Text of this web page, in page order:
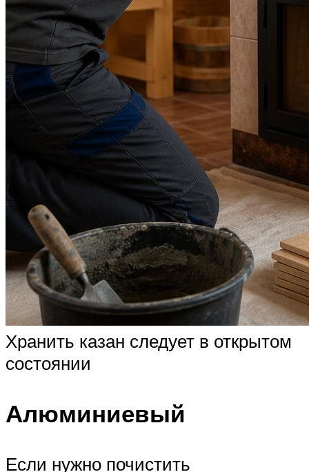
Хранить казан следует в открытом
состоянии
Алюминиевый
Если нужно почистить